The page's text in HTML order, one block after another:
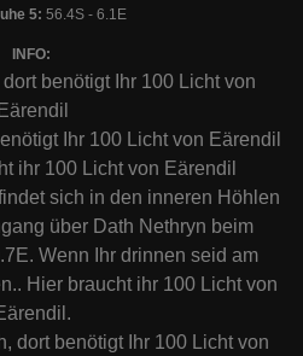
5: 56.4S - 6.1E
INFO:
benötigt Ihr 100 Licht von
Eärendil
Ihr 100 Licht von Eärendil
ihr 100 Licht von Eärendil
sich in den inneren Höhlen
über Dath Nethryn beim
Wenn Ihr drinnen seid am
Hier braucht ihr 100 Licht von
dort benötigt Ihr 100 Licht von